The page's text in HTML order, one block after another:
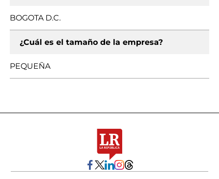
BOGOTA D.C.
¿Cuál es el tamaño de la empresa?
PEQUEÑA